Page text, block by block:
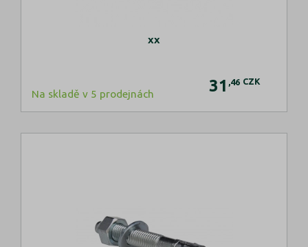
xx
Na skladě v 5 prodejnách 31 ,46 CZK